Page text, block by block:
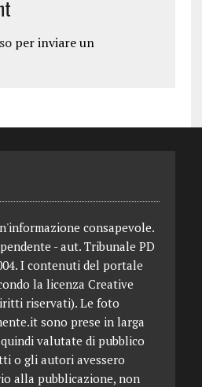
per inviare un
consapevole.
- aut. Tribunale PD
I contenuti del portale
la licenza Creative
riservati). Le foto
sono prese in larga
valutate di pubblico
o gli autori avessero
alla pubblicazione, non